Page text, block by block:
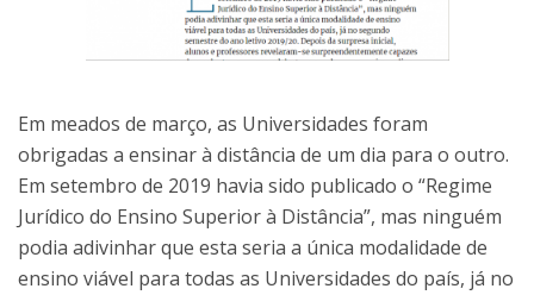
Em meados de março, as Universidades foram
obrigadas a ensinar à distância de um dia para o outro.
Em setembro de 2019 havia sido publicado o “Regime
Jurídico do Ensino Superior à Distância”, mas ninguém
podia adivinhar que esta seria a única modalidade de
ensino viável para todas as Universidades do país, já no